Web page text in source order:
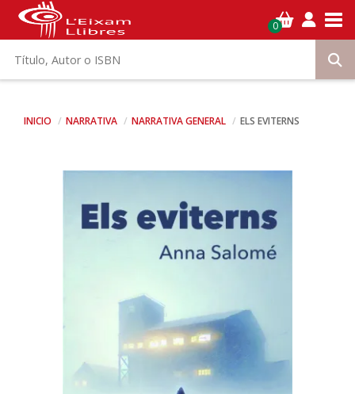
0
INICIO NARRATIVA NARRATIVA GENERAL ELS EVITERNS